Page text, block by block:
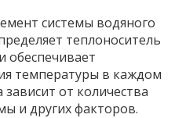
системы водяного
теплоноситель
обеспечивает
температуры в каждом
от количества
и других факторов.